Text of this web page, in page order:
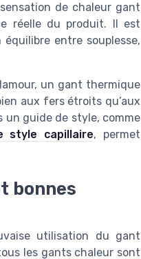
de chaleur gant
réelle du produit. Il est
entre souplesse,
un gant thermique
aux fers étroits qu’aux
un guide de style, comme
style capillaire, permet
bonnes
utilisation du gant
les gants chaleur sont